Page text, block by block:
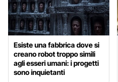
Esiste una fabbrica dove si
creano robot troppo simili
agli esseri umani: i progetti
sono inquietanti